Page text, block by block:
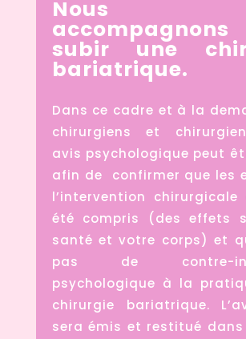
Nous
subir une
bariatrique.
Dans ce cadre et à la
chirurgiens et
avis psychologique peut
afin de confirmer que les
l’intervention chirurgicale
été compris (des effets
santé et votre corps) et
pas de contre-
psychologique à la
chirurgie bariatrique.
sera émis et restitué